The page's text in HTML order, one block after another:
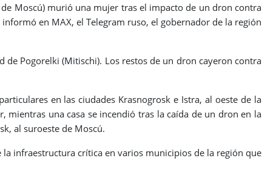
Moscú) murió una mujer tras el impacto de un dron contra
en MAX, el Telegram ruso, el gobernador de la región
Pogorelki (Mitischi). Los restos de un dron cayeron contra
en las ciudades Krasnogrosk e Istra, al oeste de la
una casa se incendió tras la caída de un dron en la
al suroeste de Moscú.
infraestructura crítica en varios municipios de la región que